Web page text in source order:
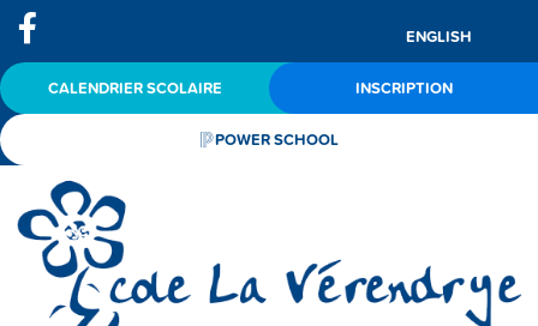
ENGLISH
CALENDRIER SCOLAIRE INSCRIPTION
POWER SCHOOL